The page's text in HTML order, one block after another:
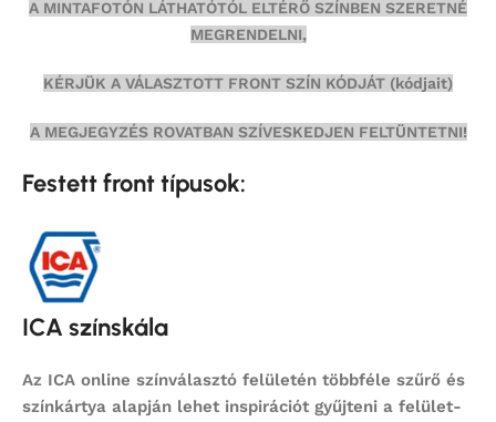
A MINTAFOTÓN LÁTHATÓTÓL ELTÉRŐ SZÍNBEN SZERETNÉ
MEGRENDELNI,
KÉRJÜK A VÁLASZTOTT FRONT SZÍN KÓDJÁT (kódjait)
A MEGJEGYZÉS ROVATBAN SZÍVESKEDJEN FELTÜNTETNI!
Festett front típusok:
ICA színskála
Az ICA online színválasztó felületén többféle szűrő és
színkártya alapján lehet inspirációt gyűjteni a felület-